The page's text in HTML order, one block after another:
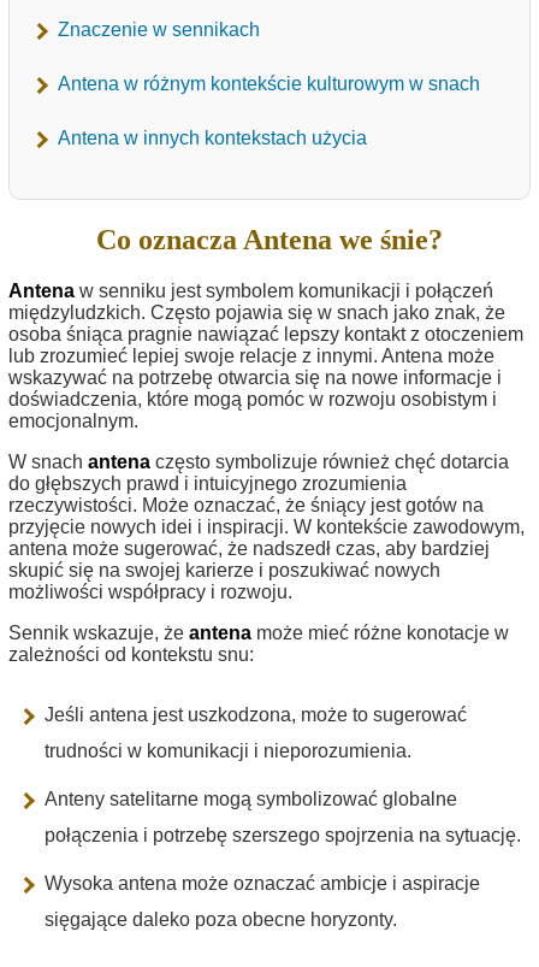
Znaczenie w sennikach
Antena w różnym kontekście kulturowym w snach
Antena w innych kontekstach użycia
Co oznacza Antena we śnie?
Antena w senniku jest symbolem komunikacji i połączeń
międzyludzkich. Często pojawia się w snach jako znak, że
osoba śniąca pragnie nawiązać lepszy kontakt z otoczeniem
lub zrozumieć lepiej swoje relacje z innymi. Antena może
wskazywać na potrzebę otwarcia się na nowe informacje i
doświadczenia, które mogą pomóc w rozwoju osobistym i
emocjonalnym.
W snach antena często symbolizuje również chęć dotarcia
do głębszych prawd i intuicyjnego zrozumienia
rzeczywistości. Może oznaczać, że śniący jest gotów na
przyjęcie nowych idei i inspiracji. W kontekście zawodowym,
antena może sugerować, że nadszedł czas, aby bardziej
skupić się na swojej karierze i poszukiwać nowych
możliwości współpracy i rozwoju.
Sennik wskazuje, że antena może mieć różne konotacje w
zależności od kontekstu snu:
Jeśli antena jest uszkodzona, może to sugerować
trudności w komunikacji i nieporozumienia.
Anteny satelitarne mogą symbolizować globalne
połączenia i potrzebę szerszego spojrzenia na sytuację.
Wysoka antena może oznaczać ambicje i aspiracje
sięgające daleko poza obecne horyzonty.